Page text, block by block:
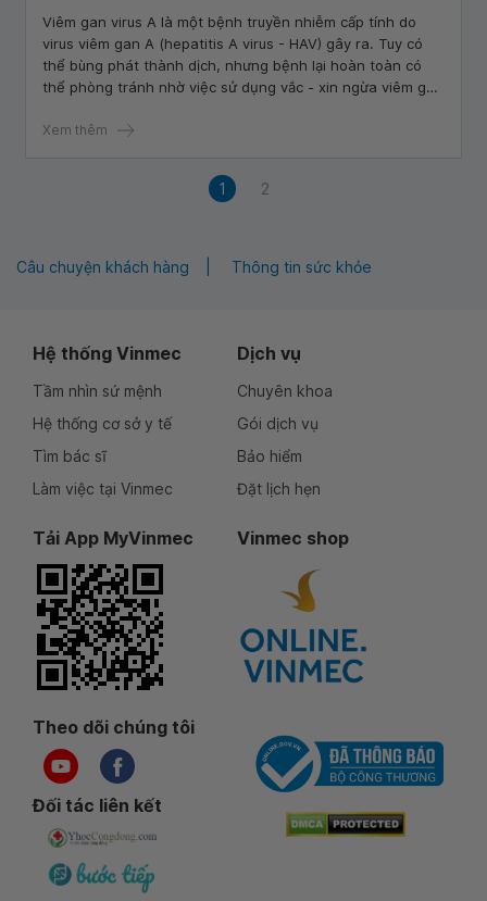
Viêm gan virus A là một bệnh truyền nhiễm cấp tính do
virus viêm gan A (hepatitis A virus - HAV) gây ra. Tuy có
thể bùng phát thành dịch, nhưng bệnh lại hoàn toàn có
thể phòng tránh nhờ việc sử dụng vắc - xin ngừa viêm gan
Xem thêm
1 2
Câu chuyện khách hàng Thông tin sức khỏe
Hệ thống Vinmec
Tầm nhìn sứ mệnh
Hệ thống cơ sở y tế
Tìm bác sĩ
Làm việc tại Vinmec
Dịch vụ
Chuyên khoa
Gói dịch vụ
Bảo hiểm
Đặt lịch hẹn
Tải App MyVinmec Vinmec shop
Theo dõi chúng tôi
Đối tác liên kết